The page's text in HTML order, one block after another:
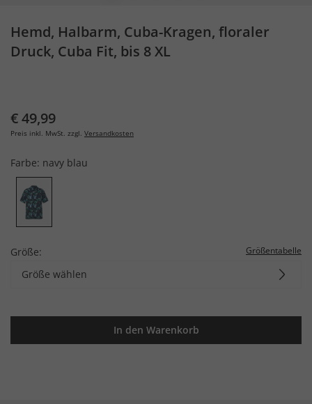
Hemd, Halbarm, Cuba-Kragen, floraler
Druck, Cuba Fit, bis 8 XL
€ 49,99
Preis inkl. MwSt. zzgl. Versandkosten
Farbe: navy blau
Größe: Größentabelle
Größe wählen
In den Warenkorb